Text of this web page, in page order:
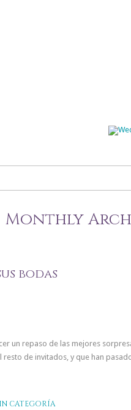
Monthly
bodas
un repaso de las mejores
de invitados, y que han
CATEGORÍA